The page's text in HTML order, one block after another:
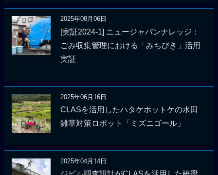
2025年08月06日
[実証2024-1] ニュージャパンナレッジ：
ごみ収集管理における「みちびき」活用
実証
2025年06月16日
CLASを活用したハタケホットケの水田
雑草対策ロボット「ミズニゴール」
2025年04月14日